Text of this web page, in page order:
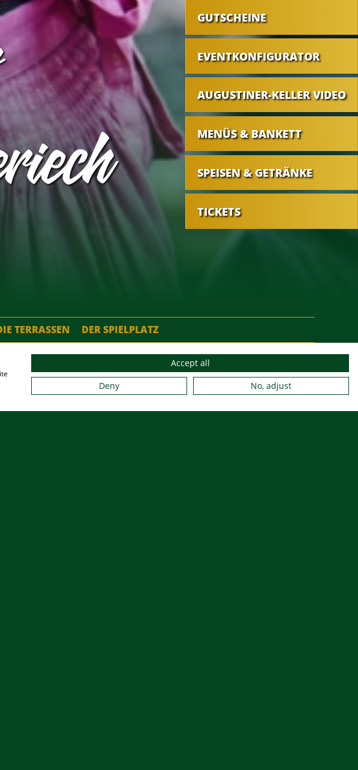
GUTSCHEINE
EVENTKONFIGURATOR
AUGUSTINER-KELLER VIDEO
MENÜS & BANKETT
SPEISEN & GETRÄNKE
TICKETS
TERRASSEN DER SPIELPLATZ
Accept all
Deny
No, adjust